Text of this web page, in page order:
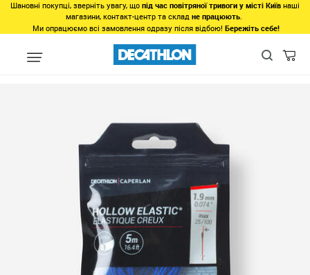
Шановні покупці, зверніть увагу, що під час повітряної тривоги у місті Київ наші
магазини, контакт-центр та склад не працюють.
Ми опрацюємо всі замовлення одразу після відбою! Бережіть себе!
Види спорту Відновлення і реабілітація ПОРОЖНИСТА